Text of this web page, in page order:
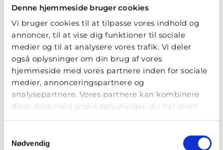
Denne hjemmeside bruger cookies
Vi bruger cookies til at tilpasse vores indhold og
annoncer, til at vise dig funktioner til sociale
medier og til at analysere vores trafik. Vi deler
også oplysninger om din brug af vores
hjemmeside med vores partnere inden for sociale
medier, annonceringspartnere og
analysepartnere. Vores partnere kan kombinere
disse data med andre oplysninger, du har givet
Nødvendig
Graduation 2016